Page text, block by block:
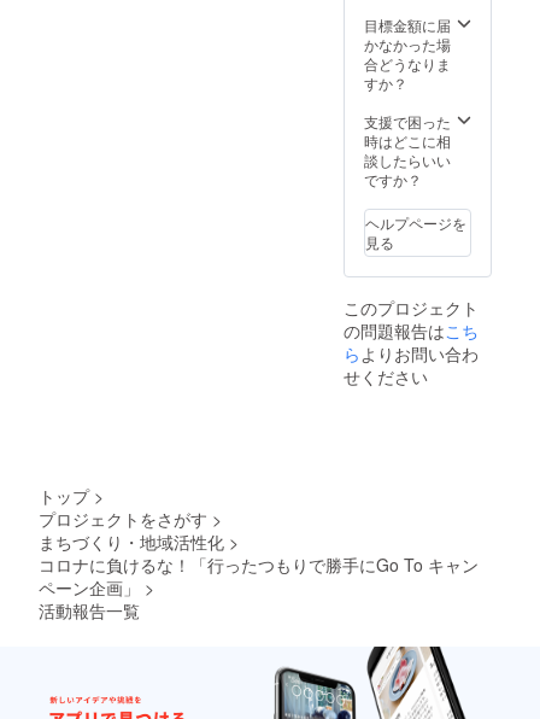
目標金額に届
かなかった場
合どうなりま
すか？
支援で困った
時はどこに相
談したらいい
ですか？
ヘルプページを
見る
このプロジェクト
の問題報告はこち
ら よりお問い合わ
せください
トップ >
プロジェクトをさがす >
まちづくり・地域活性化 >
コロナに負けるな！「行ったつもりで勝手にGo To キャン
ペーン企画」
>
活動報告一覧